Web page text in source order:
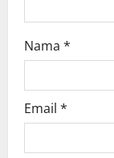
Nama *
Email *